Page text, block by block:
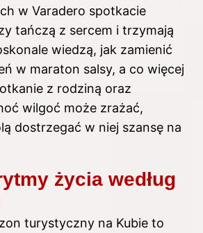
w Varadero spotkacie
tańczą z sercem i trzymają
wiedzą, jak zamienić
w maraton salsy, a co więcej
z rodziną oraz
wilgoć może zrażać,
dostrzegać w niej szansę na
życia według
turystyczny na Kubie to